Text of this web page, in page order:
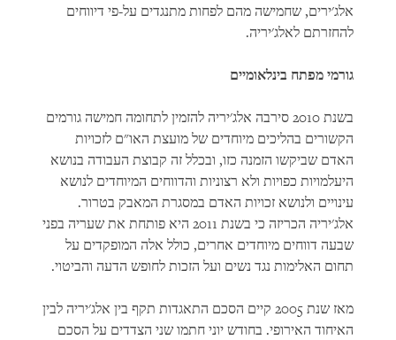
אלג'ירים, שחמישה מהם לפחות מתנגדים על-פי דיווחים
להחזרתם לאלג'יריה.
גורמי מפתח בינלאומיים
בשנת 2010 סירבה אלג'יריה להזמין לתחומה חמישה גורמים
הקשורים בהליכים מיוחדים של מועצת האו"ם לזכויות
האדם שביקשו הזמנה כזו, ובכלל זה קבוצת העבודה בנושא
היעלמויות כפויות ולא רצוניות והדווחים המיוחדים לנושא
עינויים ולנושא זכויות האדם במסגרת המאבק בטרור.
אלג'יריה הכריזה כי בשנת 2011 היא פותחת את שעריה בפני
שבעה דווחים מיוחדים אחרים, כולל אלה המופקדים על
תחום האלימות נגד נשים ועל הזכות לחופש הדעה והביטוי.
מאז שנת 2005 קיים הסכם התאגדות תקף בין אלג'יריה לבין
האיחוד האירופי. בחודש יוני חתמו שני הצדדים על הסכם